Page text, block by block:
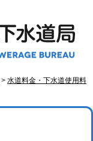
> 水道料金・下水道使用料